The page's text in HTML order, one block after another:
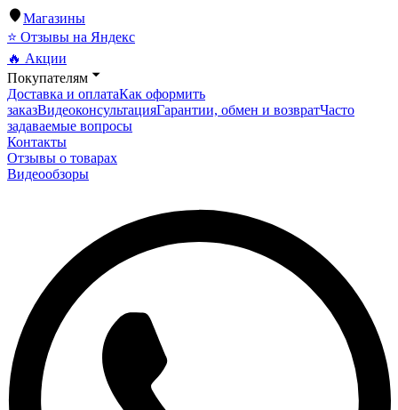
Магазины
⭐ Отзывы на Яндекс
🔥 Акции
Покупателям
Доставка и оплатаКак оформить
заказВидеоконсультацияГарантии, обмен и возвратЧасто
задаваемые вопросы
Контакты
Отзывы о товарах
Видеообзоры